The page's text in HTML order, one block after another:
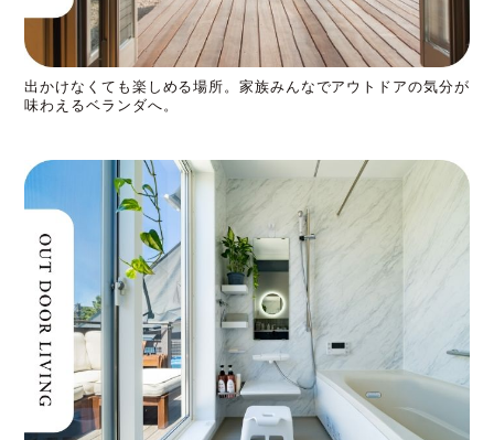
出かけなくても楽しめる場所。家族みんなでアウトドアの気分が
味わえるベランダへ。